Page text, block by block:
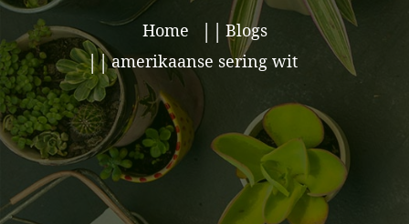
Home
Blogs
amerikaanse sering wit